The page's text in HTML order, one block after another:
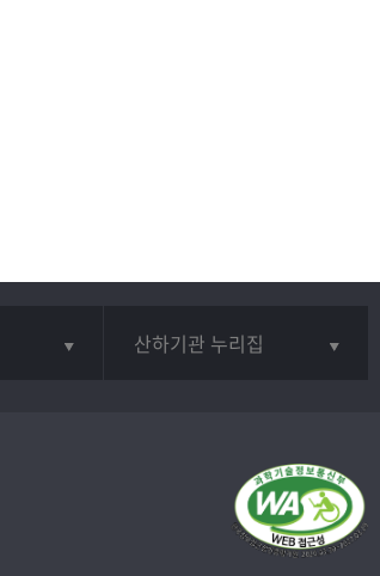
산하기관 누리집